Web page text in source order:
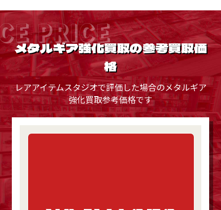
PRICE
メタルギア強化買取の参考買取価
格
レアアイテムスタジオで評価した場合のメタルギア
強化買取参考価格です